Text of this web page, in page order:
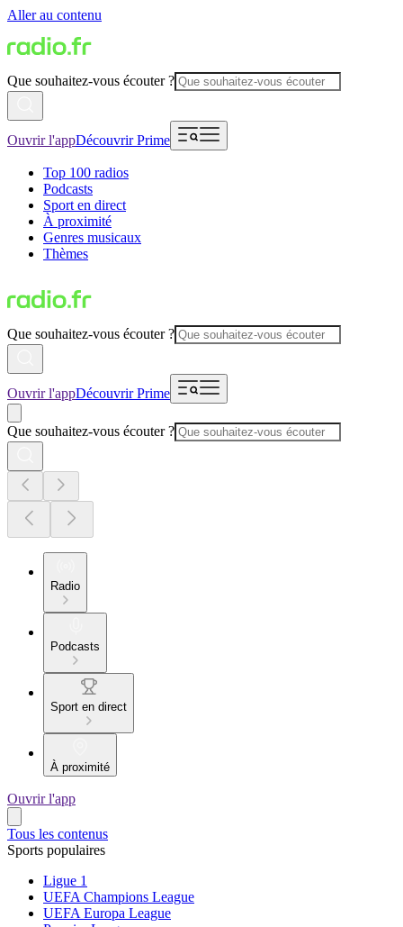
Aller au contenu
Que souhaitez-vous écouter ?
Ouvrir l'appDécouvrir Prime
Top 100 radios
Podcasts
Sport en direct
À proximité
Genres musicaux
Thèmes
Que souhaitez-vous écouter ?
Ouvrir l'appDécouvrir Prime
Que souhaitez-vous écouter ?
Radio
Podcasts
Sport en direct
À proximité
Ouvrir l'app
Tous les contenus
Sports populaires
Ligue 1
UEFA Champions League
UEFA Europa League